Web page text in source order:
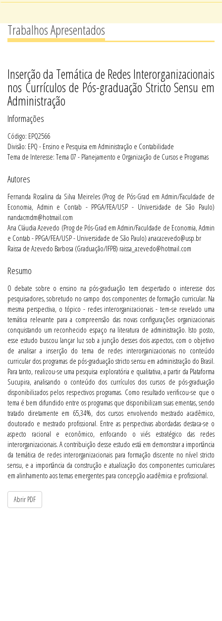
Trabalhos Apresentados
Inserção da Temática de Redes Interorganizacionais
nos Currículos de Pós-graduação Stricto Sensu em
Administração
Informações
Código: EPQ2566
Divisão: EPQ - Ensino e Pesquisa em Administração e Contabilidade
Tema de Interesse: Tema 07 - Planejamento e Organização de Cursos e Programas
Autores
Fernanda Rosalina da Silva Meireles (Prog de Pós-Grad em Admin/Faculdade de
Economia, Admin e Contab - PPGA/FEA/USP - Universidade de São Paulo)
nandacmdm@hotmail.com
Ana Cláudia Azevedo (Prog de Pós-Grad em Admin/Faculdade de Economia, Admin
e Contab - PPGA/FEA/USP - Universidade de São Paulo) anacazevedo@usp.br
Raissa de Azevedo Barbosa (Graduação/IFPB) raissa_azevedo@hotmail.com
Resumo
O debate sobre o ensino na pós-graduação tem despertado o interesse dos
pesquisadores, sobretudo no campo dos componentes de formação curricular. Na
mesma perspectiva, o tópico - redes interorganizacionais - tem-se revelado uma
temática relevante para a compreensão das novas configurações organizacionais
conquistando um reconhecido espaço na literatura de administração. Isto posto,
esse estudo buscou lançar luz sob a junção desses dois aspectos, com o objetivo
de analisar a inserção do tema de redes interorganizacionais no conteúdo
curricular dos programas de pós-graduação stricto sensu em administração do Brasil.
Para tanto, realizou-se uma pesquisa exploratória e qualitativa, a partir da Plataforma
Sucupira, analisando o conteúdo dos currículos dos cursos de pós-graduação
disponibilizados pelos respectivos programas. Como resultado verificou-se que o
tema é bem difundido entre os programas que disponibilizam suas ementas, sendo
tratado diretamente em 65,34%, dos cursos envolvendo mestrado acadêmico,
doutorado e mestrado profissional. Entre as perspectivas abordadas destaca-se o
aspecto racional e econômico, enfocando o viés estratégico das redes
interorganizacionais. A contribuição desse estudo está em demonstrar a importância
da temática de redes interorganizacionais para formação discente no nível stricto
sensu, e a importância da construção e atualização dos componentes curriculares
em alinhamento aos temas emergentes para concepção acadêmica e profissional.
Abrir PDF